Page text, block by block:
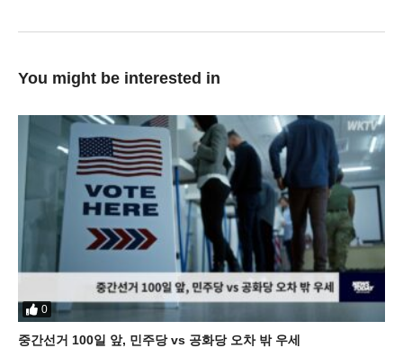
You might be interested in
0
중간선거 100일 앞, 민주당 vs 공화당 오차 밖 우세